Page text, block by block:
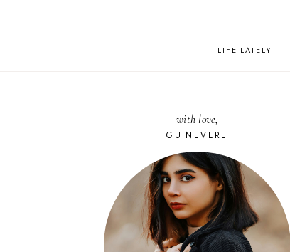
LIFE LATELY
with love,
GUINEVERE